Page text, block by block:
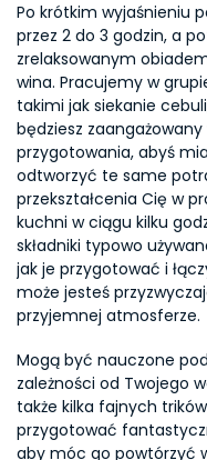
Po krótkim wyjaśnieniu
przez 2 do 3 godzin, a
zrelaksowanym
wina. Pracujemy w
takimi jak siekanie
będziesz
przygotowania, abyś
odtworzyć te same
przekształcenia Cię w
kuchni w ciągu kilku
składniki typowo
jak je przygotować i
może jesteś
przyjemnej atmosferze.
Mogą być nauczone
zależności od Twojego
także kilka fajnych
przygotować
aby móc go powtórzyć